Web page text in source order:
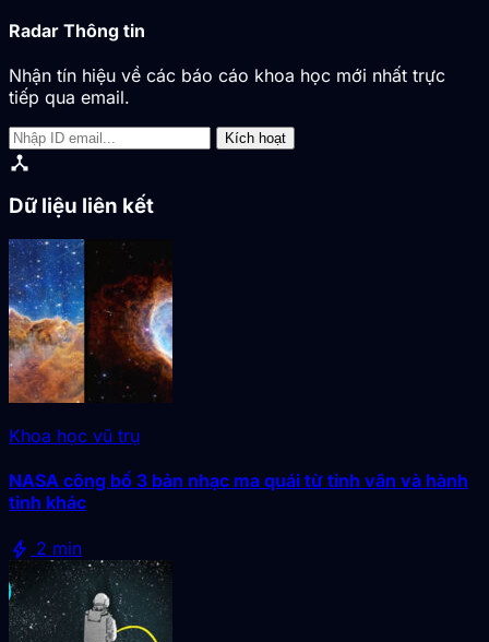
Radar Thông tin
Nhận tín hiệu về các báo cáo khoa học mới nhất trực
tiếp qua email.
Kích hoạt
device_hub
Dữ liệu liên kết
Khoa học vũ trụ
NASA công bố 3 bản nhạc ma quái từ tinh vân và hành
tinh khác
bolt 2 min